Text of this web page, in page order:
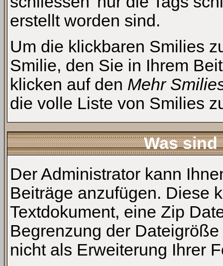
erstellt worden sind.
Um die klickbaren Smilies
Smilie, den Sie in Ihrem
klicken auf den Mehr
die volle Liste von Smilies
Was sind
Der Administrator kann
Beiträge anzufügen. Diese
Textdokument, eine Zip
Begrenzung der
nicht als Erweiterung Ihrer